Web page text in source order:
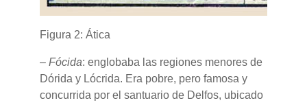
Figura 2: Ática
– Fócida: englobaba las regiones menores de
Dórida y Lócrida. Era pobre, pero famosa y
concurrida por el santuario de Delfos, ubicado